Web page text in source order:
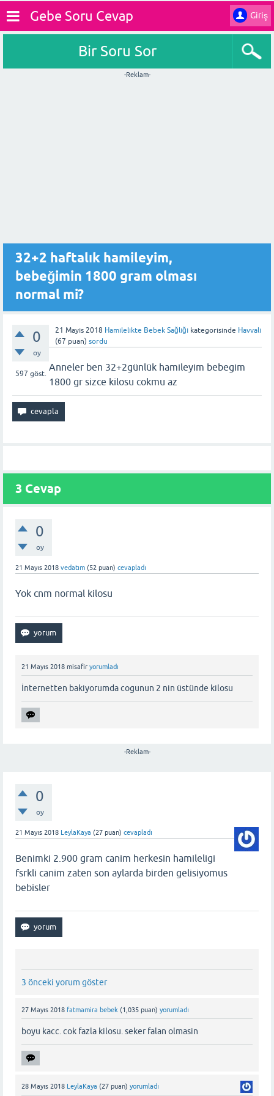
Giriş
Gebe Soru Cevap
Bir Soru Sor
-Reklam-
32+2 haftalık hamileyim,
bebeğimin 1800 gram olması
normal mi?
0
oy
597 göst.
21 Mayıs 2018 Hamilelikte Bebek Sağlığı kategorisinde Havvali
(67 puan) sordu
Anneler ben 32+2günlük hamileyim bebegim
1800 gr sizce kilosu cokmu az
3 Cevap
0
oy
21 Mayıs 2018 vedatım (52 puan) cevapladı
Yok cnm normal kilosu
21 Mayıs 2018 misafir yorumladı
İnternetten bakiyorumda cogunun 2 nin üstünde kilosu
-Reklam-
0
oy
21 Mayıs 2018 LeylaKaya (27 puan) cevapladı
Benimki 2.900 gram canim herkesin hamileligi
fsrkli canim zaten son aylarda birden gelisiyomus
bebisler
3 önceki yorum göster
27 Mayıs 2018 fatmamira bebek (1,035 puan) yorumladı
boyu kacc. cok fazla kilosu. seker falan olmasin
28 Mayıs 2018 LeylaKaya (27 puan) yorumladı